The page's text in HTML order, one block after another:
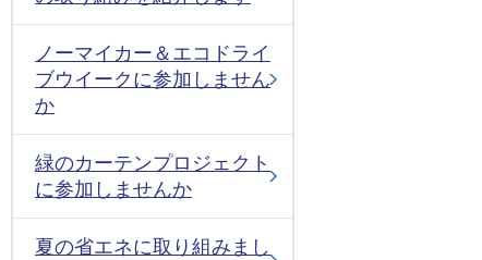
ノーマイカー＆エコドライ
ブウイークに参加しません
か
緑のカーテンプロジェクト
に参加しませんか
夏の省エネに取り組みまし